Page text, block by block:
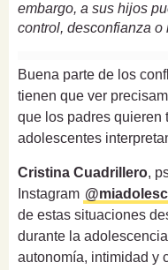
embargo, a sus hijos
control, desconfianza o
Buena parte de los
tienen que ver
que los padres quieren
adolescentes
Cristina Cuadrillero,
Instagram
de estas situaciones
durante la
autonomía, intimidad y